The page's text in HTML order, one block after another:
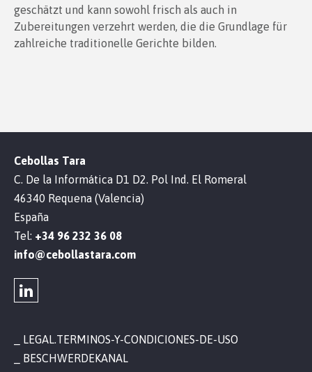
geschätzt und kann sowohl frisch als auch in
Zubereitungen verzehrt werden, die die Grundlage für
zahlreiche traditionelle Gerichte bilden.
Cebollas Tara
C. De la Informática D1 D2. Pol Ind. El Romeral
46340 Requena (Valencia)
España
Tel: +34 96 232 36 08
info@cebollastara.com
LEGAL.TERMINOS-Y-CONDICIONES-DE-USO
BESCHWERDEKANAL